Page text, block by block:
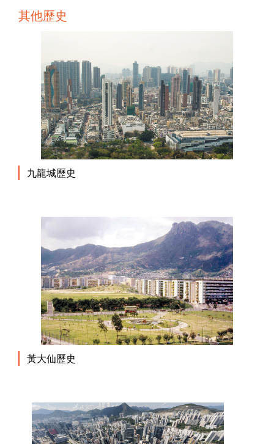
其他歷史
九龍城歷史
黃大仙歷史